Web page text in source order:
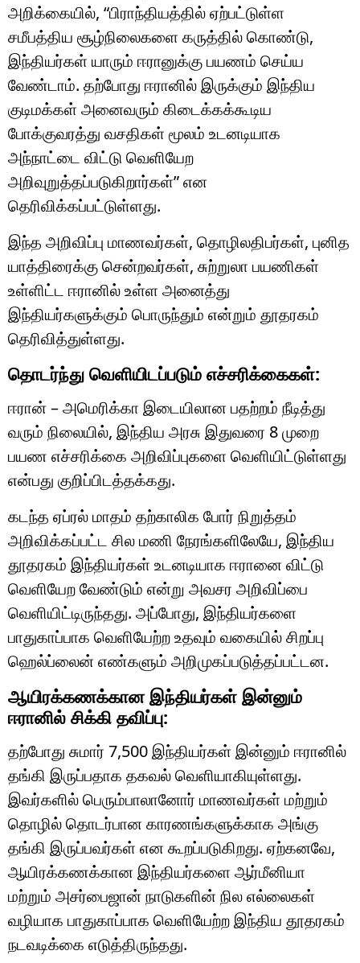
அறிக்கையில், “பிராந்தியத்தில் ஏற்பட்டுள்ள
சமீபத்திய சூழ்நிலைகளை கருத்தில் கொண்டு,
இந்தியர்கள் யாரும் ஈரானுக்கு பயணம் செய்ய
வேண்டாம். தற்போது ஈரானில் இருக்கும் இந்திய
குடிமக்கள் அனைவரும் கிடைக்கக்கூடிய
போக்குவரத்து வசதிகள் மூலம் உடனடியாக
அந்நாட்டை விட்டு வெளியேற
அறிவுறுத்தப்படுகிறார்கள்” என
தெரிவிக்கப்பட்டுள்ளது.
இந்த அறிவிப்பு மாணவர்கள், தொழிலதிபர்கள், புனித
யாத்திரைக்கு சென்றவர்கள், சுற்றுலா பயணிகள்
உள்ளிட்ட ஈரானில் உள்ள அனைத்து
இந்தியர்களுக்கும் பொருந்தும் என்றும் தூதரகம்
தெரிவித்துள்ளது.
தொடர்ந்து வெளியிடப்படும் எச்சரிக்கைகள்:
ஈரான் – அமெரிக்கா இடையிலான பதற்றம் நீடித்து
வரும் நிலையில், இந்திய அரசு இதுவரை 8 முறை
பயண எச்சரிக்கை அறிவிப்புகளை வெளியிட்டுள்ளது
என்பது குறிப்பிடத்தக்கது.
கடந்த ஏப்ரல் மாதம் தற்காலிக போர் நிறுத்தம்
அறிவிக்கப்பட்ட சில மணி நேரங்களிலேயே, இந்திய
தூதரகம் இந்தியர்கள் உடனடியாக ஈரானை விட்டு
வெளியேற வேண்டும் என்று அவசர அறிவிப்பை
வெளியிட்டிருந்தது. அப்போது, இந்தியர்களை
பாதுகாப்பாக வெளியேற்ற உதவும் வகையில் சிறப்பு
ஹெல்ப்லைன் எண்களும் அறிமுகப்படுத்தப்பட்டன.
ஆயிரக்கணக்கான இந்தியர்கள் இன்னும்
ஈரானில் சிக்கி தவிப்பு:
தற்போது சுமார் 7,500 இந்தியர்கள் இன்னும் ஈரானில்
தங்கி இருப்பதாக தகவல் வெளியாகியுள்ளது.
இவர்களில் பெரும்பாலானோர் மாணவர்கள் மற்றும்
தொழில் தொடர்பான காரணங்களுக்காக அங்கு
தங்கி இருப்பவர்கள் என கூறப்படுகிறது. ஏற்கனவே,
ஆயிரக்கணக்கான இந்தியர்களை ஆர்மீனியா
மற்றும் அசர்பைஜான்நாடுகளின் நில எல்லைகள்
வழியாக பாதுகாப்பாக வெளியேற்ற இந்திய தூதரகம்
நடவடிக்கை எடுத்திருந்தது.